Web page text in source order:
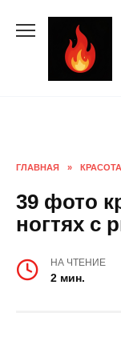
ГЛАВНАЯ » КРАСОТА
39 фото
ногтях с
НА ЧТЕНИЕ
2 мин.